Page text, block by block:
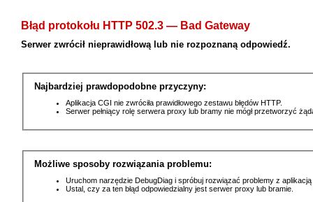
Błąd protokołu HTTP 502.3 — Bad Gateway
Serwer zwrócił nieprawidłową lub nie rozpoznaną odpowiedź.
Najbardziej prawdopodobne przyczyny:
Aplikacja CGI nie zwróciła prawidłowego zestawu błędów HTTP.
Serwer pełniący rolę serwera proxy lub bramy nie mógł przetworzyć
Możliwe sposoby rozwiązania problemu:
Uruchom narzędzie DebugDiag i spróbuj rozwiązać problemy z
Ustal, czy za ten błąd odpowiedzialny jest serwer proxy lub bramie.